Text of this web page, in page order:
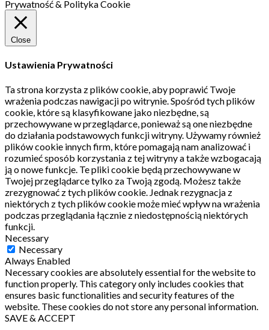
Prywatność & Polityka Cookie
Close
Ustawienia Prywatności
Ta strona korzysta z plików cookie, aby poprawić Twoje
wrażenia podczas nawigacji po witrynie. Spośród tych plików
cookie, które są klasyfikowane jako niezbędne, są
przechowywane w przeglądarce, ponieważ są one niezbędne
do działania podstawowych funkcji witryny. Używamy również
plików cookie innych firm, które pomagają nam analizować i
rozumieć sposób korzystania z tej witryny a także wzbogacają
ją o nowe funkcje. Te pliki cookie będą przechowywane w
Twojej przeglądarce tylko za Twoją zgodą. Możesz także
zrezygnować z tych plików cookie. Jednak rezygnacja z
niektórych z tych plików cookie może mieć wpływ na wrażenia
podczas przeglądania łącznie z niedostępnością niektórych
funkcji.
Necessary
Necessary
Always Enabled
Necessary cookies are absolutely essential for the website to
function properly. This category only includes cookies that
ensures basic functionalities and security features of the
website. These cookies do not store any personal information.
SAVE & ACCEPT